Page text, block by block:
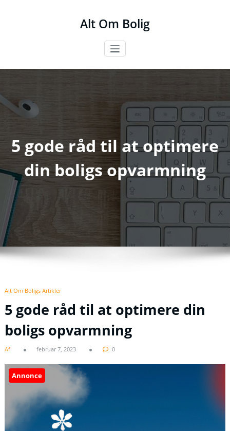
Alt Om Bolig
5 gode råd til at optimere
din boligs opvarmning
Alt Om Boligs Artikler
5 gode råd til at optimere din
boligs opvarmning
Af februar 7, 2023 0
Annonce